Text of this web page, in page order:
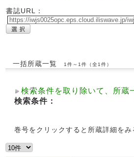
書誌URL：
一括所蔵一覧 1件～1件（全1件）
検索条件を取り除いて、所蔵
検索条件：
巻号をクリックすると所蔵詳細をみ